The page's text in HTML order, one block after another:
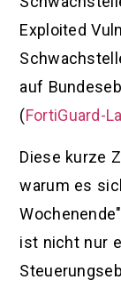
Exploited
auf
(FortiGuard-
Diese kurze
warum es
ist nicht nur